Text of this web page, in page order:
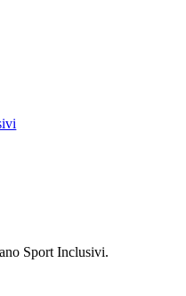
Sport Inclusivi.